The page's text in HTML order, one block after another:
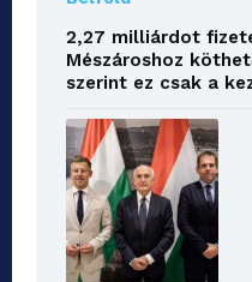
2,27 milliárdot
Mészároshoz
szerint ez csak a